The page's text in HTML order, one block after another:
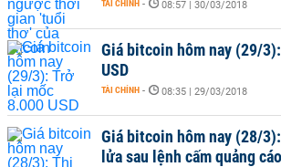
TÀI CHÍNH - 08:57 | 30/03/2018
Giá bitcoin hôm nay (29/
USD
TÀI CHÍNH - 08:35 | 29/03/2018
Giá bitcoin hôm nay (28/
lửa sau lệnh cấm quảng